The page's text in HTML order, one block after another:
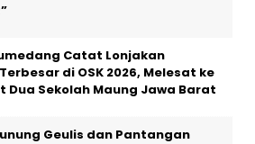
Catat Lonjakan
di OSK 2026, Melesat ke
Dua Sekolah Maung Jawa Barat
Geulis dan Pantangan